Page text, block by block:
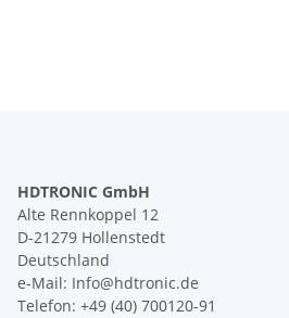
HDTRONIC GmbH
Alte Rennkoppel 12
D-21279 Hollenstedt
Deutschland
e-Mail: Info@hdtronic.de
Telefon: +49 (40) 700120-91